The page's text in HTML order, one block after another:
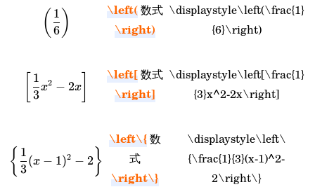
\displaystyle\left(\frac{1}
{6}\right)
( 6
1 ) \left(数式
\right)
\displaystyle\left(\frac{1}
{6}\right)
\displaystyle\left[\frac{1}
{3}x^2-2x\right]
3
1
x2 − 2x] \left[数式
\right]
\displaystyle\left[\frac{1}
{3}x^2-2x\right]
\displaystyle\left\
{\frac{1}{3}(x-
{ 3
1
(x − 1)2 − 2 }
\left\{数
式
\right\}
\displaystyle\left\
{\frac{1}{3}(x-1)^2-
2\right\}